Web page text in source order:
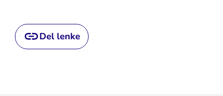
Del lenke